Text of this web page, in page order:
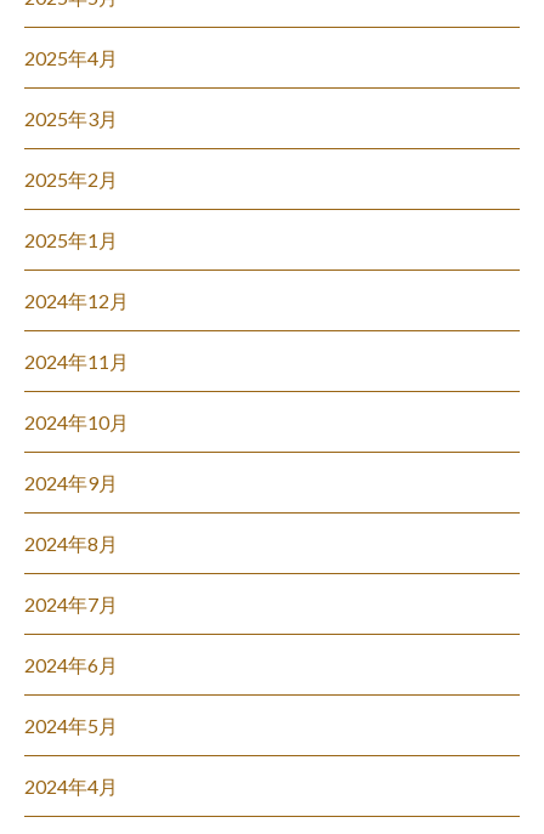
2025年4月
2025年3月
2025年2月
2025年1月
2024年12月
2024年11月
2024年10月
2024年9月
2024年8月
2024年7月
2024年6月
2024年5月
2024年4月